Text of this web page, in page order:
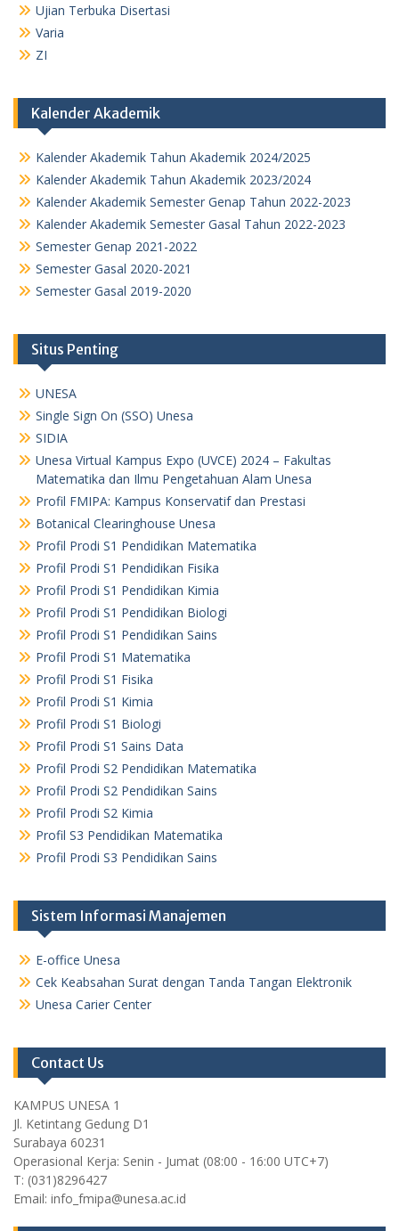
Ujian Terbuka Disertasi
Varia
ZI
Kalender Akademik
Kalender Akademik Tahun Akademik 2024/2025
Kalender Akademik Tahun Akademik 2023/2024
Kalender Akademik Semester Genap Tahun 2022-2023
Kalender Akademik Semester Gasal Tahun 2022-2023
Semester Genap 2021-2022
Semester Gasal 2020-2021
Semester Gasal 2019-2020
Situs Penting
UNESA
Single Sign On (SSO) Unesa
SIDIA
Unesa Virtual Kampus Expo (UVCE) 2024 – Fakultas
Matematika dan Ilmu Pengetahuan Alam Unesa
Profil FMIPA: Kampus Konservatif dan Prestasi
Botanical Clearinghouse Unesa
Profil Prodi S1 Pendidikan Matematika
Profil Prodi S1 Pendidikan Fisika
Profil Prodi S1 Pendidikan Kimia
Profil Prodi S1 Pendidikan Biologi
Profil Prodi S1 Pendidikan Sains
Profil Prodi S1 Matematika
Profil Prodi S1 Fisika
Profil Prodi S1 Kimia
Profil Prodi S1 Biologi
Profil Prodi S1 Sains Data
Profil Prodi S2 Pendidikan Matematika
Profil Prodi S2 Pendidikan Sains
Profil Prodi S2 Kimia
Profil S3 Pendidikan Matematika
Profil Prodi S3 Pendidikan Sains
Sistem Informasi Manajemen
E-office Unesa
Cek Keabsahan Surat dengan Tanda Tangan Elektronik
Unesa Carier Center
Contact Us
KAMPUS UNESA 1
Jl. Ketintang Gedung D1
Surabaya 60231
Operasional Kerja: Senin - Jumat (08:00 - 16:00 UTC+7)
T: (031)8296427
Email: info_fmipa@unesa.ac.id